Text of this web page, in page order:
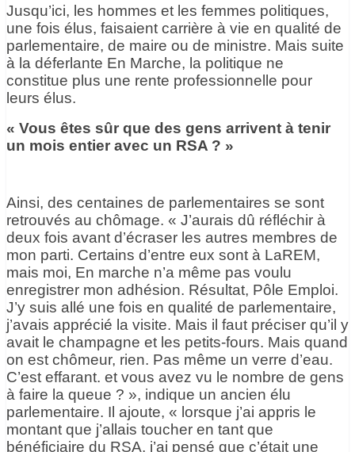
Jusqu’ici, les hommes et les femmes politiques,
une fois élus, faisaient carrière à vie en qualité de
parlementaire, de maire ou de ministre. Mais suite
à la déferlante En Marche, la politique ne
constitue plus une rente professionnelle pour
leurs élus.
« Vous êtes sûr que des gens arrivent à tenir
un mois entier avec un RSA ? »
Ainsi, des centaines de parlementaires se sont
retrouvés au chômage. « J’aurais dû réfléchir à
deux fois avant d’écraser les autres membres de
mon parti. Certains d’entre eux sont à LaREM,
mais moi, En marche n’a même pas voulu
enregistrer mon adhésion. Résultat, Pôle Emploi.
J’y suis allé une fois en qualité de parlementaire,
j’avais apprécié la visite. Mais il faut préciser qu’il y
avait le champagne et les petits-fours. Mais quand
on est chômeur, rien. Pas même un verre d’eau.
C’est effarant. et vous avez vu le nombre de gens
à faire la queue ? », indique un ancien élu
parlementaire. Il ajoute, « lorsque j’ai appris le
montant que j’allais toucher en tant que
bénéficiaire du RSA, j’ai pensé que c’était une